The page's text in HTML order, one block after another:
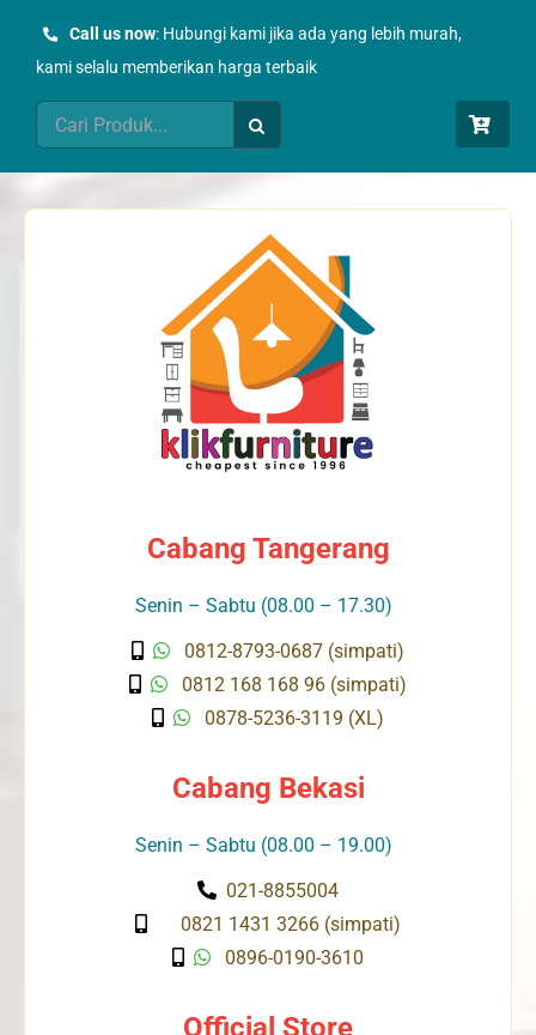
Call us now: Hubungi kami jika ada yang lebih murah,
kami selalu memberikan harga terbaik
Search
for:
Cabang Tangerang
Senin – Sabtu (08.00 – 17.30)
0812-8793-0687 (simpati)
0812 168 168 96 (simpati)
0878-5236-3119 (XL)
Cabang Bekasi
Senin – Sabtu (08.00 – 19.00)
021-8855004
0821 1431 3266 (simpati)
0896-0190-3610
Official Store